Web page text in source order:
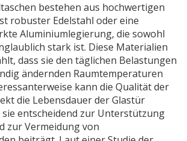
bestehen aus hochwertigen
robuster Edelstahl oder eine
Aluminiumlegierung, die sowohl
stark ist. Diese Materialien
dass sie den täglichen Belastungen
ändernden Raumtemperaturen
kann die Qualität der
die Lebensdauer der Glastür
sie entscheidend zur Unterstützung
zur Vermeidung von